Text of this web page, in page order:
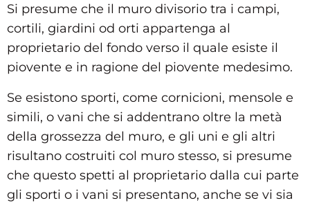
Si presume che il muro divisorio tra i campi,
cortili, giardini od orti appartenga al
proprietario del fondo verso il quale esiste il
piovente e in ragione del piovente medesimo.
Se esistono sporti, come cornicioni, mensole e
simili, o vani che si addentrano oltre la metà
della grossezza del muro, e gli uni e gli altri
risultano costruiti col muro stesso, si presume
che questo spetti al proprietario dalla cui parte
gli sporti o i vani si presentano, anche se vi sia